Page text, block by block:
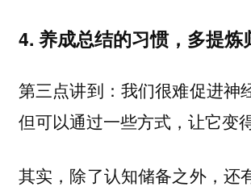
4. 养成总结的习惯，多提炼
第三点讲到：我们很难促进神
但可以通过一些方式，让它变
其实，除了认知储备之外，还